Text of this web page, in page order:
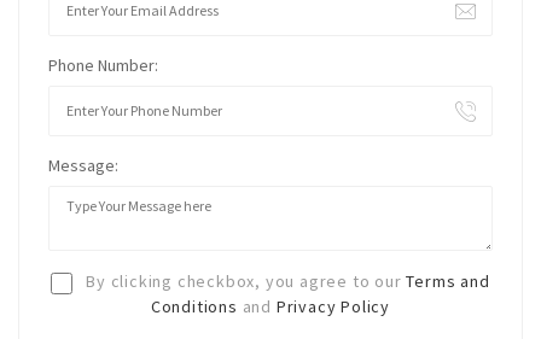
Phone Number:
Message:
By clicking checkbox, you agree to ourTerms and
Conditions and Privacy Policy